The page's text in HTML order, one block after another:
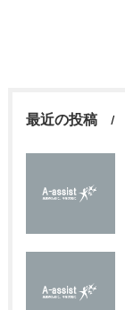
最近の投稿